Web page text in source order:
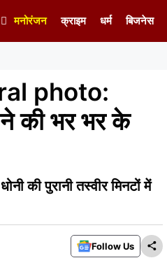
मनोरंजन क्राइम धर्म बिजनेस
photo:
की भर भर के
पुरानी तस्वीर मिनटों में
Follow Us